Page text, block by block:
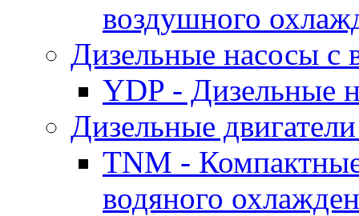
воздушного
Дизельные насосы
YDP - Дизельные
Дизельные
TNM -
водяного